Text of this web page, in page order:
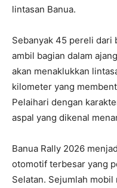
lintasan Banua.
Sebanyak 45 pereli dari
ambil bagian dalam
akan menaklukkan
kilometer yang
Pelaihari dengan
aspal yang dikenal
Banua Rally 2026
otomotif terbesar yang
Selatan. Sejumlah